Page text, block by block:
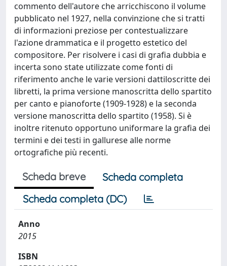
commento dell'autore che arricchiscono il volume
pubblicato nel 1927, nella convinzione che si tratti
di informazioni preziose per contestualizzare
l'azione drammatica e il progetto estetico del
compositore. Per risolvere i casi di grafia dubbia e
incerta sono state utilizzate come fonti di
riferimento anche le varie versioni dattiloscritte dei
libretti, la prima versione manoscritta dello spartito
per canto e pianoforte (1909-1928) e la seconda
versione manoscritta dello spartito (1958). Si è
inoltre ritenuto opportuno uniformare la grafia dei
termini e dei testi in gallurese alle norme
ortografiche più recenti.
Scheda breve
Scheda completa
Scheda completa (DC)
Anno
2015
ISBN